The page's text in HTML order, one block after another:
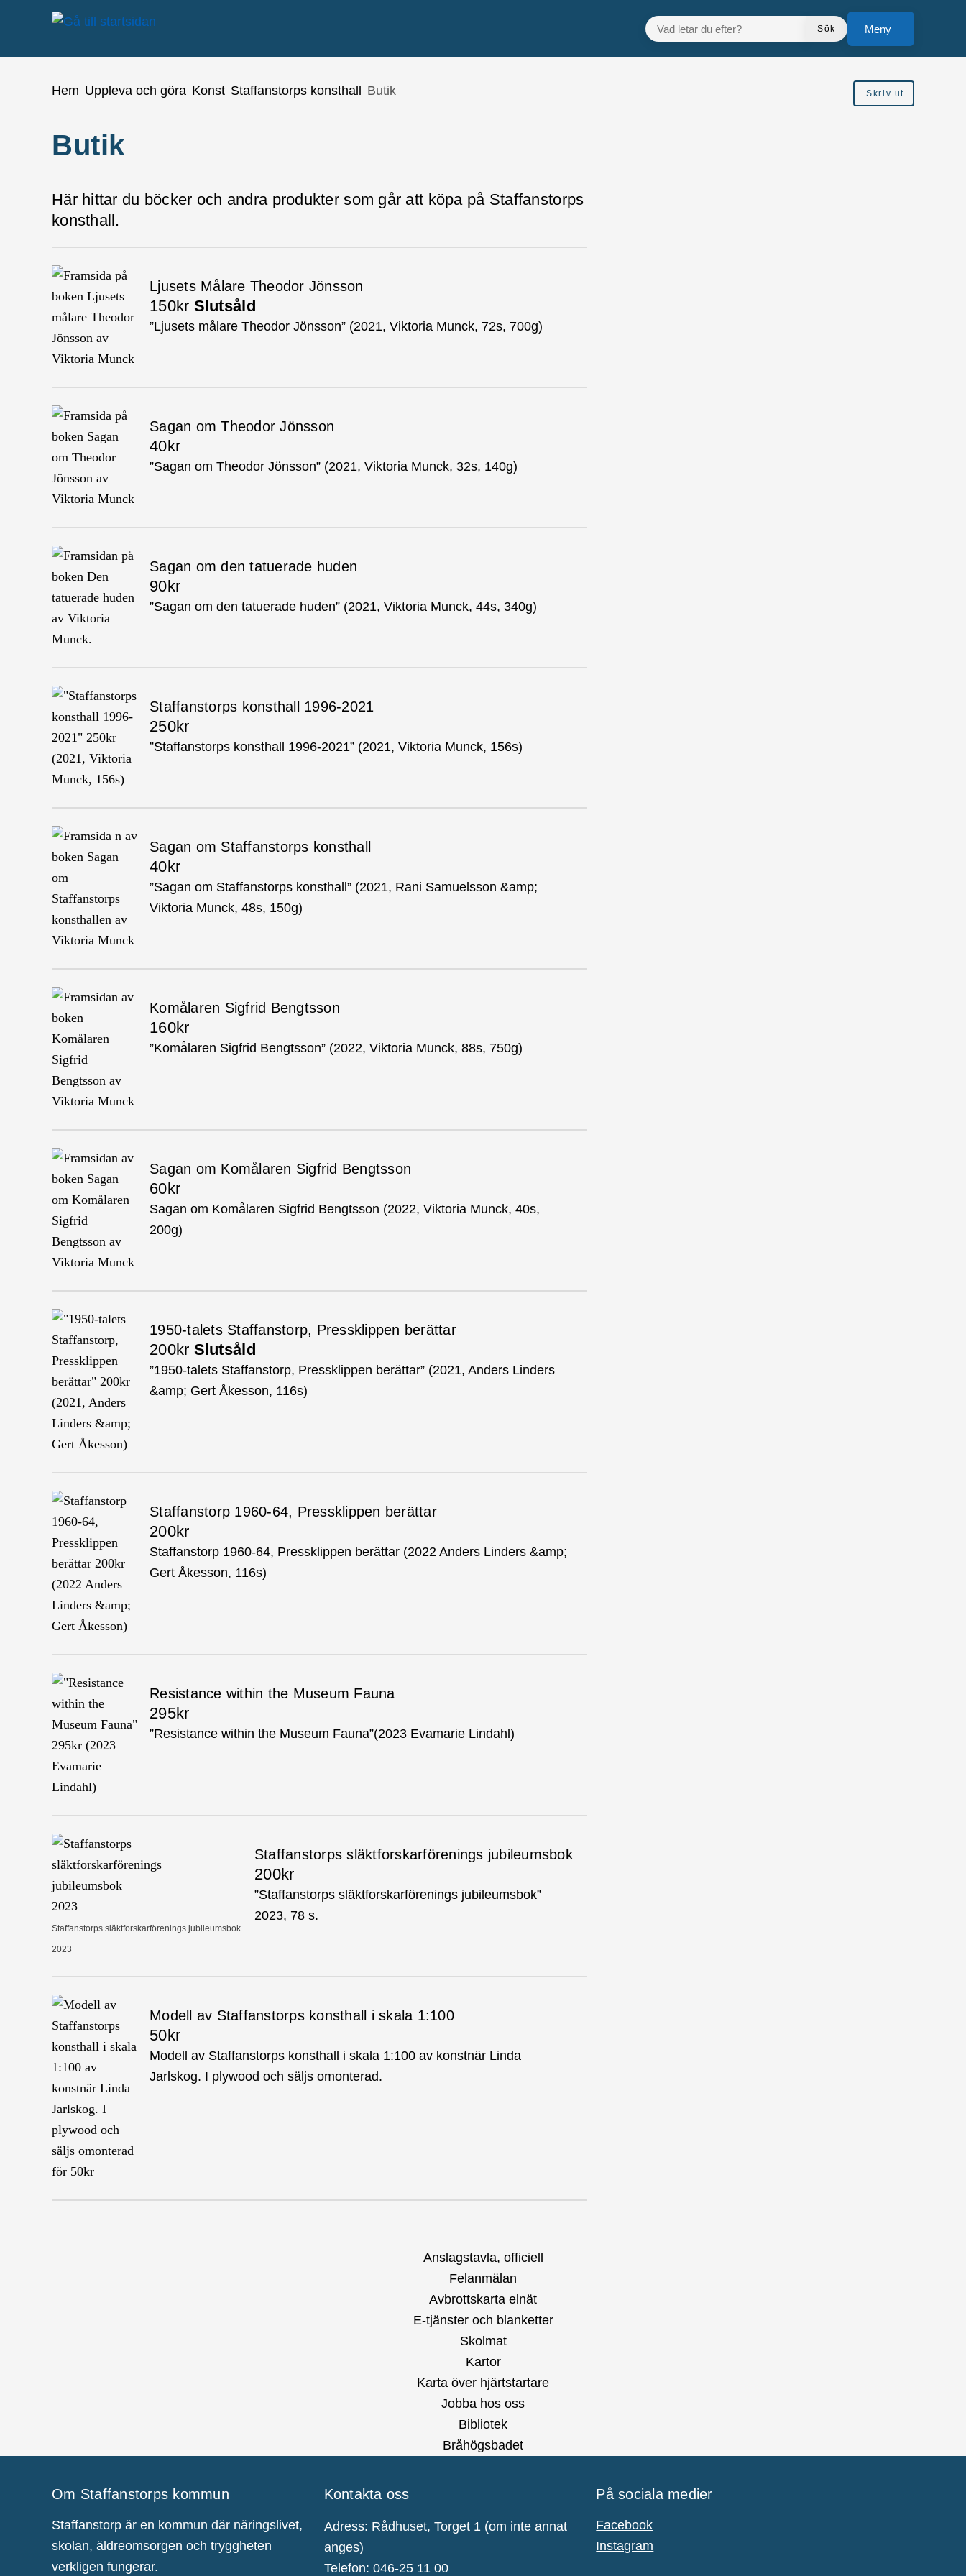
Gå till innehåll
till sidomeny
VAD LETAR DU EFTER?
Sök
Meny
Du är här:
Hem Uppleva och göra Konst Staffanstorps konsthall Butik Skriv ut
Butik
Här hittar du böcker och andra produkter som går att köpa på Staffanstorps
konsthall.
Ljusets Målare Theodor Jönsson
150kr Slutsåld
”Ljusets målare Theodor Jönsson” (2021, Viktoria Munck, 72s, 700g)
Sagan om Theodor Jönsson
40kr
”Sagan om Theodor Jönsson” (2021, Viktoria Munck, 32s, 140g)
Sagan om den tatuerade huden
90kr
”Sagan om den tatuerade huden” (2021, Viktoria Munck, 44s, 340g)
Staffanstorps konsthall 1996-2021
250kr
”Staffanstorps konsthall 1996-2021” (2021, Viktoria Munck, 156s)
Sagan om Staffanstorps konsthall
40kr
”Sagan om Staffanstorps konsthall” (2021, Rani Samuelsson &amp;
Viktoria Munck, 48s, 150g)
Komålaren Sigfrid Bengtsson
160kr
”Komålaren Sigfrid Bengtsson” (2022, Viktoria Munck, 88s, 750g)
Sagan om Komålaren Sigfrid Bengtsson
60kr
Sagan om Komålaren Sigfrid Bengtsson (2022, Viktoria Munck, 40s,
200g)
1950-talets Staffanstorp, Pressklippen berättar
200kr Slutsåld
”1950-talets Staffanstorp, Pressklippen berättar” (2021, Anders Linders
&amp; Gert Åkesson, 116s)
Staffanstorp 1960-64, Pressklippen berättar
200kr
Staffanstorp 1960-64, Pressklippen berättar (2022 Anders Linders &amp;
Gert Åkesson, 116s)
Resistance within the Museum Fauna
295kr
”Resistance within the Museum Fauna”(2023 Evamarie Lindahl)
Staffanstorps släktforskarförenings jubileumsbok
2023
Staffanstorps släktforskarförenings jubileumsbok
200kr
”Staffanstorps släktforskarförenings jubileumsbok”
2023, 78 s.
Modell av Staffanstorps konsthall i skala 1:100
50kr
Modell av Staffanstorps konsthall i skala 1:100 av konstnär Linda
Jarlskog. I plywood och säljs omonterad.
Anslagstavla, officiell
Felanmälan
Avbrottskarta elnät
E-tjänster och blanketter
Skolmat
Kartor
Karta över hjärtstartare
Jobba hos oss
Bibliotek
Bråhögsbadet
Om Staffanstorps kommun
Staffanstorp är en kommun där näringslivet,
skolan, äldreomsorgen och tryggheten
verkligen fungerar.
Kontakta oss
Adress: Rådhuset, Torget 1 (om inte annat
anges)
Telefon: 046-25 11 00
På sociala medier
Facebook
Instagram